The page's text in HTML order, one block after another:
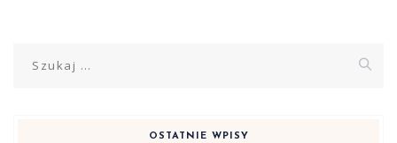
OSTATNIE WPISY